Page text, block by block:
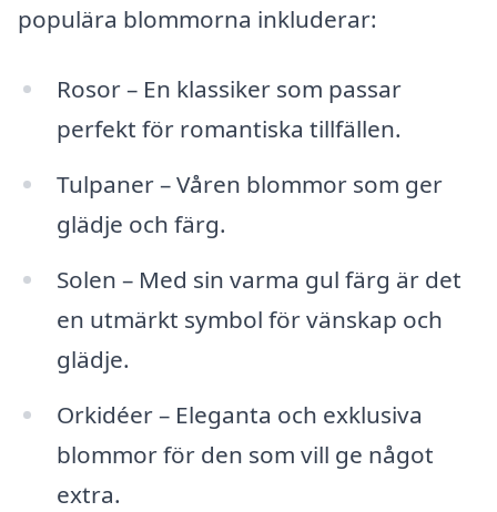
populära blommorna inkluderar:
Rosor – En klassiker som passar
perfekt för romantiska tillfällen.
Tulpaner – Våren blommor som ger
glädje och färg.
Solen – Med sin varma gul färg är det
en utmärkt symbol för vänskap och
glädje.
Orkidéer – Eleganta och exklusiva
blommor för den som vill ge något
extra.